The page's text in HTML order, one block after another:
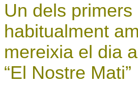
Un dels primers
habitualment
mereixia el dia
“El Nostre Mati”